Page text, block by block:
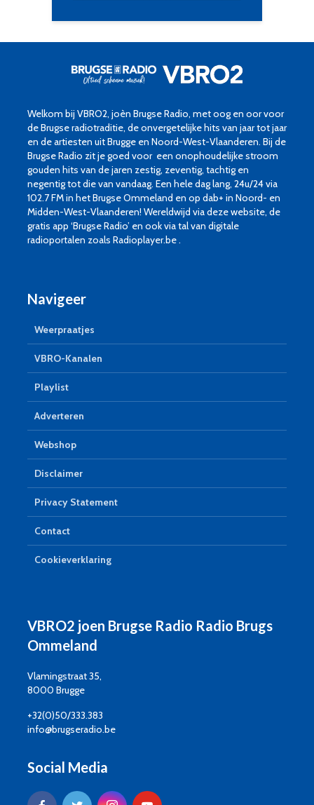
Welkom bij VBRO2, joèn Brugse Radio, met oog en oor voor
de Brugse radiotraditie, de onvergetelijke hits van jaar tot jaar
en de artiesten uit Brugge en Noord-West-Vlaanderen. Bij de
Brugse Radio zit je goed voor een onophoudelijke stroom
gouden hits van de jaren zestig, zeventig, tachtig en
negentig tot die van vandaag. Een hele dag lang, 24u/24 via
102.7 FM in het Brugse Ommeland en op dab+ in Noord- en
Midden-West-Vlaanderen! Wereldwijd via deze website, de
gratis app ‘Brugse Radio’ en ook via tal van digitale
radioportalen zoals Radioplayer.be .
Navigeer
Weerpraatjes
VBRO-Kanalen
Playlist
Adverteren
Webshop
Disclaimer
Privacy Statement
Contact
Cookieverklaring
VBRO2 joen Brugse Radio Radio Brugs
Ommeland
Vlamingstraat 35,
8000 Brugge
+32(0)50/333.383
info@brugseradio.be
Social Media